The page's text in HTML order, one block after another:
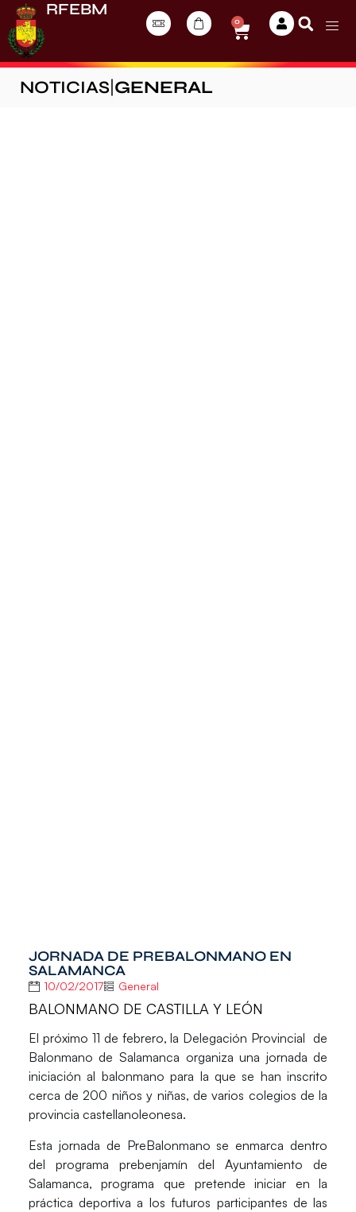
RFEBM
0
NOTICIAS GENERAL
JORNADA DE PREBALONMANO EN
SALAMANCA
10/02/2017 General
BALONMANO DE CASTILLA Y LEÓN
El próximo 11 de febrero, la Delegación Provincial de
Balonmano de Salamanca organiza una jornada de
iniciación al balonmano para la que se han inscrito
cerca de 200 niños y niñas, de varios colegios de la
provincia castellanoleonesa.
Esta jornada de PreBalonmano se enmarca dentro
del programa prebenjamín del Ayuntamiento de
Salamanca, programa que pretende iniciar en la
práctica deportiva a los futuros participantes de las